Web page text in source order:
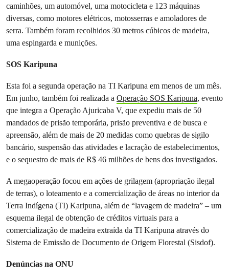
caminhões, um automóvel, uma motocicleta e 123 máquinas
diversas, como motores elétricos, motosserras e amoladores de
serra. Também foram recolhidos 30 metros cúbicos de madeira,
uma espingarda e munições.
SOS Karipuna
Esta foi a segunda operação na TI Karipuna em menos de um mês.
Em junho, também foi realizada a Operação SOS Karipuna, evento
que integra a Operação Ajuricaba V, que expediu mais de 50
mandados de prisão temporária, prisão preventiva e de busca e
apreensão, além de mais de 20 medidas como quebras de sigilo
bancário, suspensão das atividades e lacração de estabelecimentos,
e o sequestro de mais de R$ 46 milhões de bens dos investigados.
A megaoperação focou em ações de grilagem (apropriação ilegal
de terras), o loteamento e a comercialização de áreas no interior da
Terra Indígena (TI) Karipuna, além de “lavagem de madeira” – um
esquema ilegal de obtenção de créditos virtuais para a
comercialização de madeira extraída da TI Karipuna através do
Sistema de Emissão de Documento de Origem Florestal (Sisdof).
Denúncias na ONU